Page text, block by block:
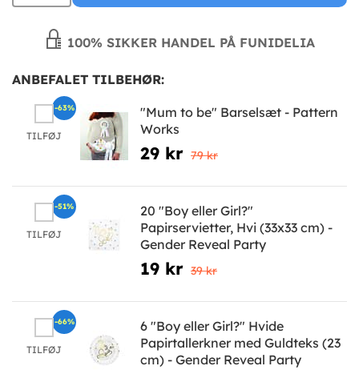
100% SIKKER HANDEL PÅ FUNIDELIA
ANBEFALET TILBEHØR:
TILFØJ
"Mum to be" Barselsæt - Pattern
Works
29 kr 79 kr
-63%
TILFØJ
20 "Boy eller Girl?"
Papirservietter, Hvi (33x33 cm) -
Gender Reveal Party
19 kr 39 kr
-51%
TILFØJ
6 "Boy eller Girl?" Hvide
Papirtallerkner med Guldteks (23
cm) - Gender Reveal Party
-66%